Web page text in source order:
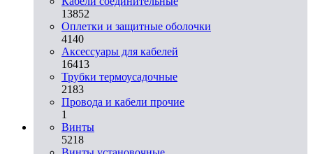
13852
Оплетки и защитные оболочки
4140
Аксессуары для кабелей
16413
Трубки термоусадочные
2183
Провода и кабели прочие
1
Винты
5218